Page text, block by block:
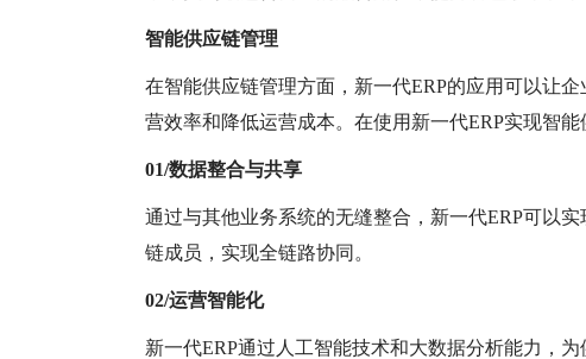
智能供应链管理
在智能供应链管理方面，新一代ERP的应用可以让
营效率和降低运营成本。在使用新一代ERP实现智
01/数据整合与共享
通过与其他业务系统的无缝整合，新一代ERP可以
链成员，实现全链路协同。
02/运营智能化
新一代ERP通过人工智能技术和大数据分析能力，